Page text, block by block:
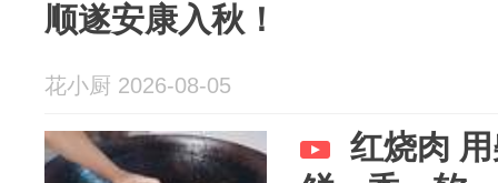
顺遂安康入秋！
花小厨 2026-08-05
红烧肉